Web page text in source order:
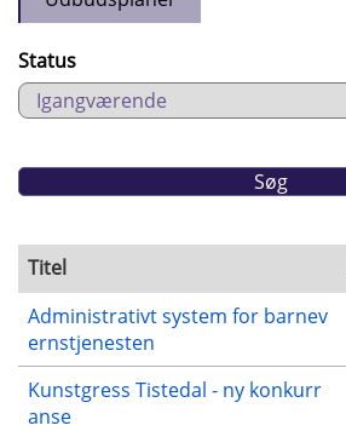
Status
Titel
Administrativt system for barnev
ernstjenesten
Kunstgress Tistedal - ny konkurr
anse